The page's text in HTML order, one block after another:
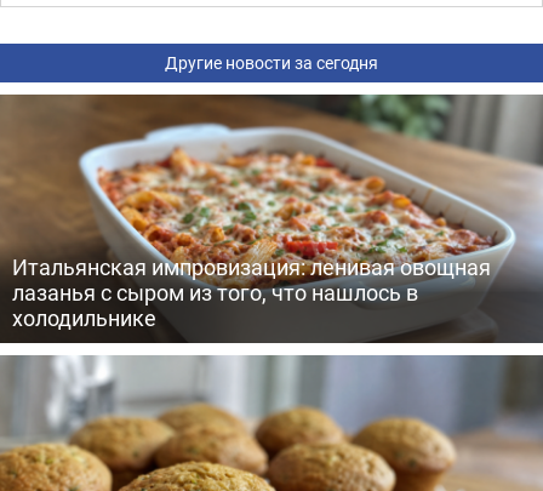
Другие новости за сегодня
Итальянская импровизация: ленивая овощная
лазанья с сыром из того, что нашлось в
холодильнике